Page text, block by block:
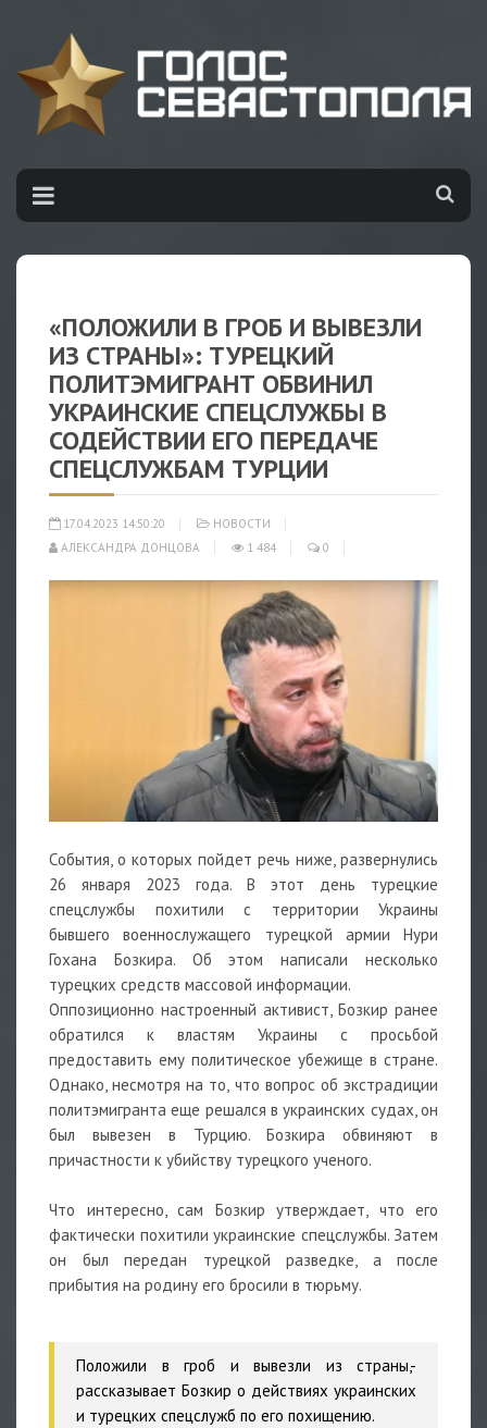
«ПОЛОЖИЛИ В ГРОБ И ВЫВЕЗЛИ
ИЗ СТРАНЫ»: ТУРЕЦКИЙ
ПОЛИТЭМИГРАНТ ОБВИНИЛ
УКРАИНСКИЕ СПЕЦСЛУЖБЫ В
СОДЕЙСТВИИ ЕГО ПЕРЕДАЧЕ
СПЕЦСЛУЖБАМ ТУРЦИИ
17.04.2023 14:50:20
НОВОСТИ
АЛЕКСАНДРА ДОНЦОВА
1 484 0
События, о которых пойдет речь ниже, развернулись
26 января 2023 года. В этот день турецкие
спецслужбы похитили с территории Украины
бывшего военнослужащего турецкой армии Нури
Гохана Бозкира. Об этом написали несколько
турецких средств массовой информации.
Оппозиционно настроенный активист, Бозкир ранее
обратился к властям Украины с просьбой
предоставить ему политическое убежище в стране.
Однако, несмотря на то, что вопрос об экстрадиции
политэмигранта еще решался в украинских судах, он
был вывезен в Турцию. Бозкира обвиняют в
причастности к убийству турецкого ученого.
Что интересно, сам Бозкир утверждает, что его
фактически похитили украинские спецслужбы. Затем
он был передан турецкой разведке, а после
прибытия на родину его бросили в тюрьму.
Положили в гроб и вывезли из страны,-
рассказывает Бозкир о действиях украинских
и турецких спецслужб по его похищению.